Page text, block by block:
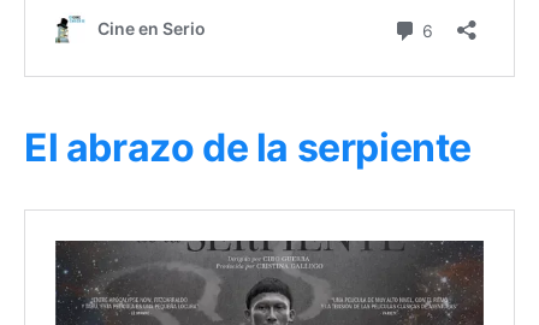
El abrazo de la serpiente